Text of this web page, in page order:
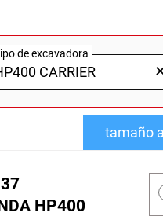
de excavadora
tamaño
HP400